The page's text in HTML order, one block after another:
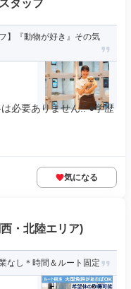
タッフ
】『動物が好き』その気
必要ありません!! ●学歴
気になる
・北陸エリア)
なし＊時間＆ルート固定